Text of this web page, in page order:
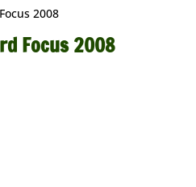
2008
Focus 2008